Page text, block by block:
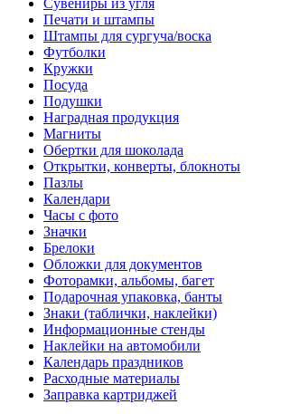
Печати и штампы
Штампы для сургуча/воска
Футболки
Кружки
Посуда
Подушки
Наградная продукция
Магниты
Обертки для шоколада
Открытки, конверты, блокноты
Пазлы
Календари
Часы с фото
Значки
Брелоки
Обложки для документов
Фоторамки, альбомы, багет
Подарочная упаковка, банты
Знаки (таблички, наклейки)
Информационные стенды
Наклейки на автомобили
Календарь праздников
Расходные материалы
Заправка картриджей